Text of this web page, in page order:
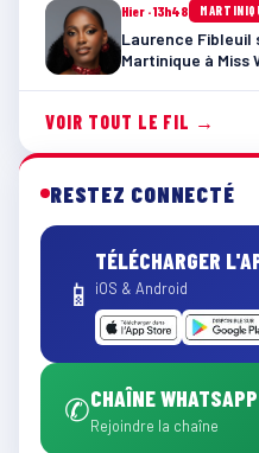
Hier · 13h48
Laurence Fibleuil
Martinique à Miss
VOIR TOUT LE FIL →
RESTEZ CONNECTÉ
📱
TÉLÉCHARGER
iOS & Android
✆CHAÎNE WHATSAPP
Rejoindre la chaîne